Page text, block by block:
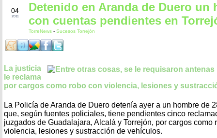
04
2011
Detenido en Aranda de Duero un
con cuentas pendientes en
TorreNews - Sucesos Torrejón
La justicia
le reclama
por cargos como robo con violencia, lesiones y
La Policía de Aranda de Duero detenía ayer a un hombre de
que, según fuentes policiales, tiene pendientes cinco
juzgados de Guadalajara, Alcalá y Torrejón, por cargos como
violencia, lesiones y sustracción de vehículos.